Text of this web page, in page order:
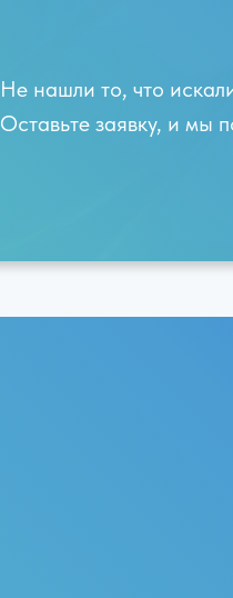
Не нашли то, что
Оставьте заявку, и мы